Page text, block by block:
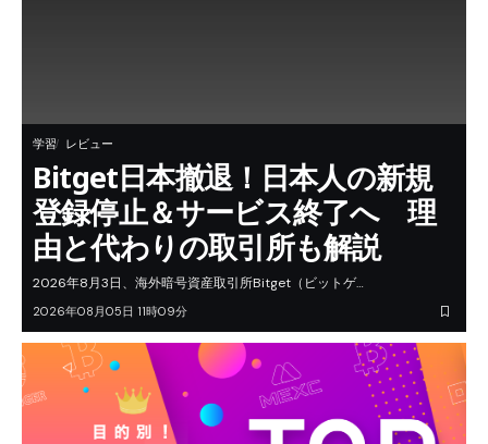
学習 レビュー
Bitget日本撤退！日本人の新規
登録停止＆サービス終了へ 理
由と代わりの取引所も解説
2026年8月3日、海外暗号資産取引所Bitget（ビットゲ…
2026年08月05日 11時09分